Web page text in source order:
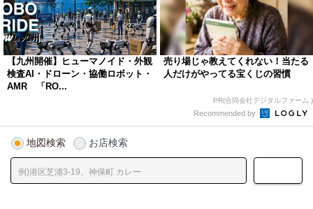
【九州開催】ヒューマノイド・外観
検査AI・ドローン・協働ロボット・
AMR 「RO...
売り場じゃ教えてくれない！当たる
人だけがやってる宝くじの習慣
PR(合同会社デジタルファーム )
Recommended by
地図検索 お店検索